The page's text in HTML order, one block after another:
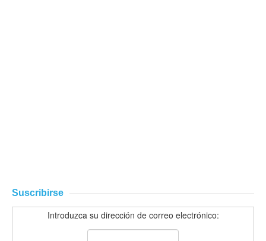
Suscribirse
Introduzca su dirección de correo electrónico: